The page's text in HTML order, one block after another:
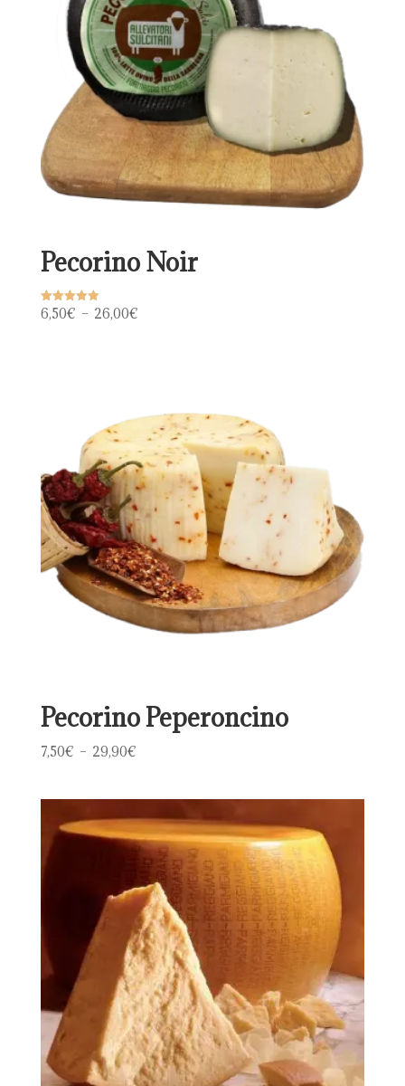
Pecorino Noir
Note
5.00
6,50€ – 26,00€Plage
26,00€
Pecorino Peperoncino
7,50€ – 29,90€Plage
à
29,90€